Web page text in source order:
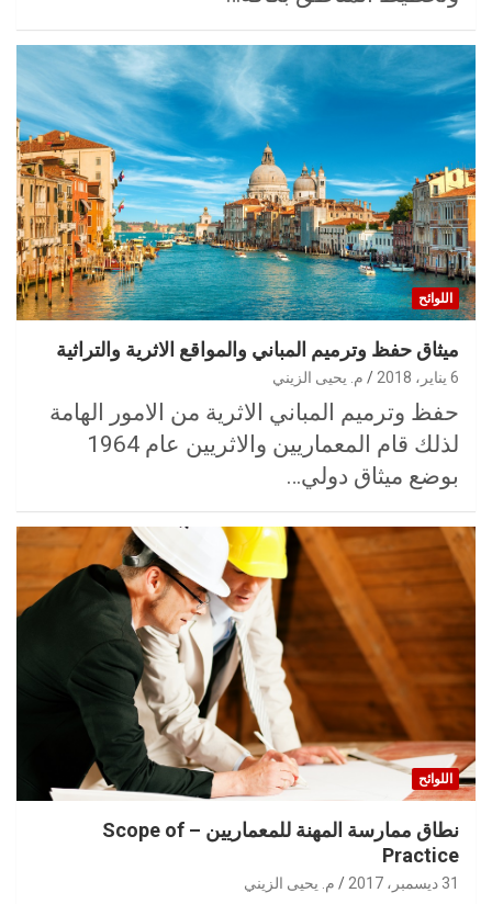
اللوائح
ميثاق حفظ وترميم المباني والمواقع الاثرية والتراثية
6 يناير، 2018 م. يحيى الزيني
حفظ وترميم المباني الاثرية من الامور الهامة
لذلك قام المعماريين والاثريين عام 1964
بوضع ميثاق دولي…
اللوائح
نطاق ممارسة المهنة للمعماريين – Scope of
Practice
31 ديسمبر، 2017 م. يحيى الزيني